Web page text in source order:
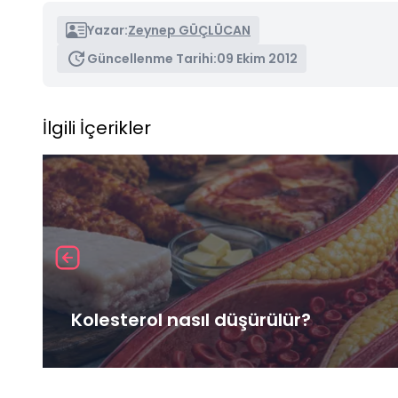
Yazar:Zeynep GÜÇLÜCAN
Güncellenme Tarihi:09 Ekim 2012
İlgili İçerikler
Kolesterol nasıl düşürülür?